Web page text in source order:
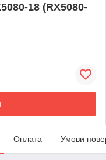
18 (RX5080-
Оплата Умови